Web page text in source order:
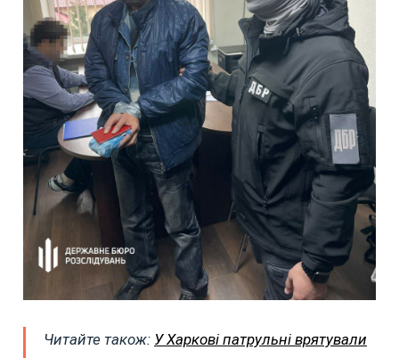
Читайте також: У Харкові патрульні врятували